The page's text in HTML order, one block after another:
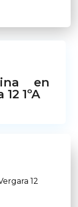
en
1ºA
12